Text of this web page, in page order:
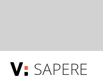
SAPERE